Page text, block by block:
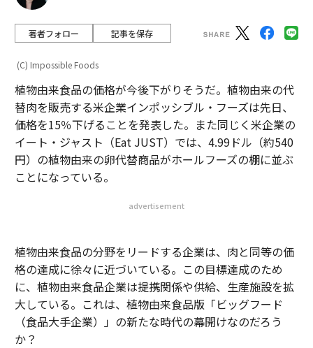
著者フォロー 記事を保存
(C) Impossible Foods
植物由来食品の価格が今後下がりそうだ。植物由来の代
替肉を販売する米企業インポッシブル・フーズは先日、
価格を15％下げることを発表した。また同じく米企業の
イート・ジャスト（Eat JUST）では、4.99ドル（約540
円）の植物由来の卵代替商品がホールフーズの棚に並ぶ
ことになっている。
advertisement
植物由来食品の分野をリードする企業は、肉と同等の価
格の達成に徐々に近づいている。この目標達成のため
に、植物由来食品企業は提携関係や供給、生産施設を拡
大している。これは、植物由来食品版「ビッグフード
（食品大手企業）」の新たな時代の幕開けなのだろう
か？